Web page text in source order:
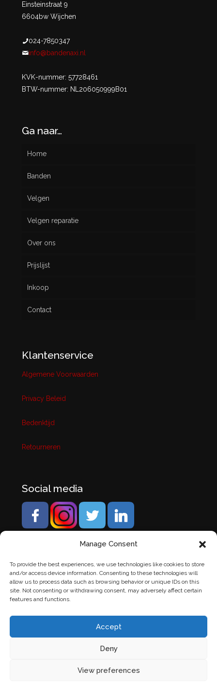
Manage Consent
To provide the best experiences, we use technologies like cookies to store
and/or access device information. Consenting to these technologies will
allow us to process data such as browsing behavior or unique IDs on this
site. Not consenting or withdrawing consent, may adversely affect certain
features and functions.
Accept
Deny
View preferences
Einsteinstraat 9
6604bw Wijchen
024-7850347
info@bandenaxi.nl
KVK-nummer: 57728461
BTW-nummer: NL206050999B01
Ga naar…
Home
Banden
Nieuw
Gebruikt
Velgen
Velgen reparatie
Over ons
Prijslijst
Inkoop
Contact
Klantenservice
Algemene Voorwaarden
Privacy Beleid
Bedenktijd
Retourneren
Social media
laten makendoor Chuck's